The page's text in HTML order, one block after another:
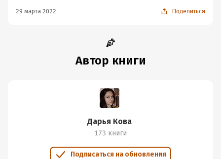
29 марта 2022 Поделиться
Автор книги
Дарья Кова
173 книги
Подписаться на обновления